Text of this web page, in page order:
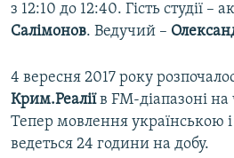
з 12:10 до 12:40. Гість студії –
Салімонов. Ведучий –
4 вересня 2017 року
Крим.Реаліїв FM-діапазоні на
Тепер мовлення українською
ведеться 24 години на добу.